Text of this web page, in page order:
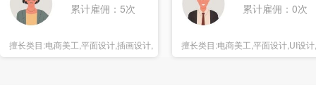
累计雇佣：5次
擅长类目:电商美工,平面设计,插画设计,
海报设计
累计雇佣：0次
擅长类目:电商美工,平面设计,UI设
报设计